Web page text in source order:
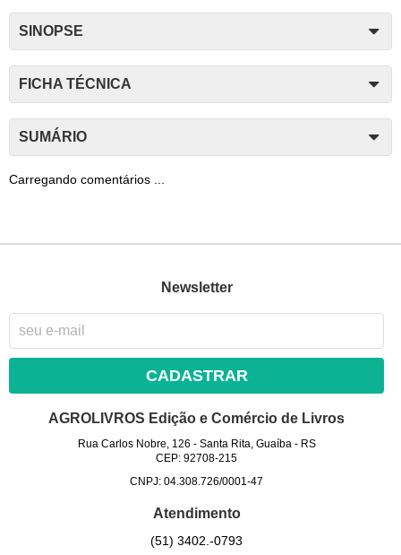
SINOPSE
FICHA TÉCNICA
SUMÁRIO
Carregando comentários ...
Newsletter
CADASTRAR
AGROLIVROS Edição e Comércio de Livros
Rua Carlos Nobre, 126 - Santa Rita, Guaíba- RS
CEP: 92708-215
CNPJ: 04.308.726/0001-47
Atendimento
(51) 3402.-0793